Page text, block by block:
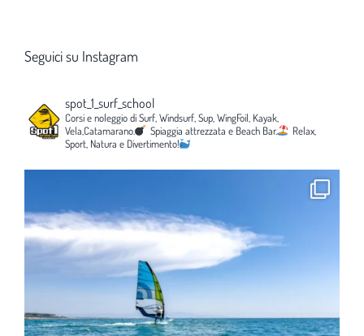
Seguici su Instagram
spot_1_surf_school
Corsi e noleggio di Surf, Windsurf, Sup, WingFoil, Kayak,
Vela,Catamarano.
Spiaggia attrezzata e Beach Bar.
Relax,
Sport, Natura e Divertimento!